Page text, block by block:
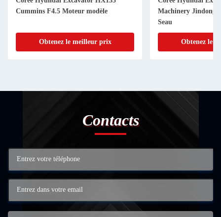
Cummins F4.5 Moteur modèle
Obtenez le meilleur prix
Machinery
Seau
Obtenez le
Contacts